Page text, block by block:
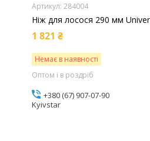
284004
Ніж для лосося 290 мм
1 821 ₴
Немає в наявності
Оптом і в роздріб
+380 (67) 907-07-90
Kyivstar